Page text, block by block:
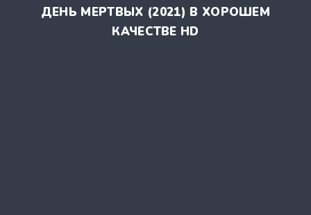
ДЕНЬ МЕРТВЫХ (2021) В ХОРОШЕМ
КАЧЕСТВЕ HD